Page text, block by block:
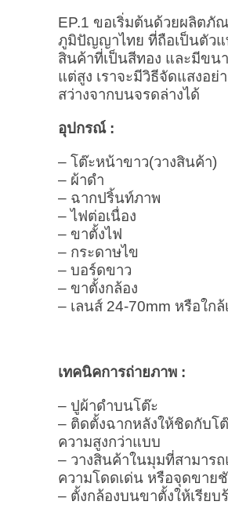
EP.1 ขอเริ่มต้นด้วยผลิตภั
ภูมิปัญญาไทย ที่ถือเป็นตัว
สินค้าที่เป็นสีทอง และมีขน
แต่สูง เราจะมีวิธีจัดแสงอย่า
สว่างจากบนจรดล่างได้
อุปกรณ์ :
– โต๊ะหน้าขาว(วางสินค้า)
– ผ้าดำ
– ฉากปริ้นท์ภาพ
– ไฟต่อเนื่อง
– ขาตั้งไฟ
– กระดาษไข
– บอร์ดขาว
– ขาตั้งกล้อง
– เลนส์ 24-70mm หรือใกล้
เทคนิคการถ่ายภาพ :
– ปูผ้าดำบนโต๊ะ
– ติดตั้งฉากหลังให้ชิดกับโ
ความสูงกว่าแบบ
– วางสินค้าในมุมที่สามารถ
ความโดดเด่น หรือจุดขาย
– ตั้งกล้องบนขาตั้งให้เรียบ